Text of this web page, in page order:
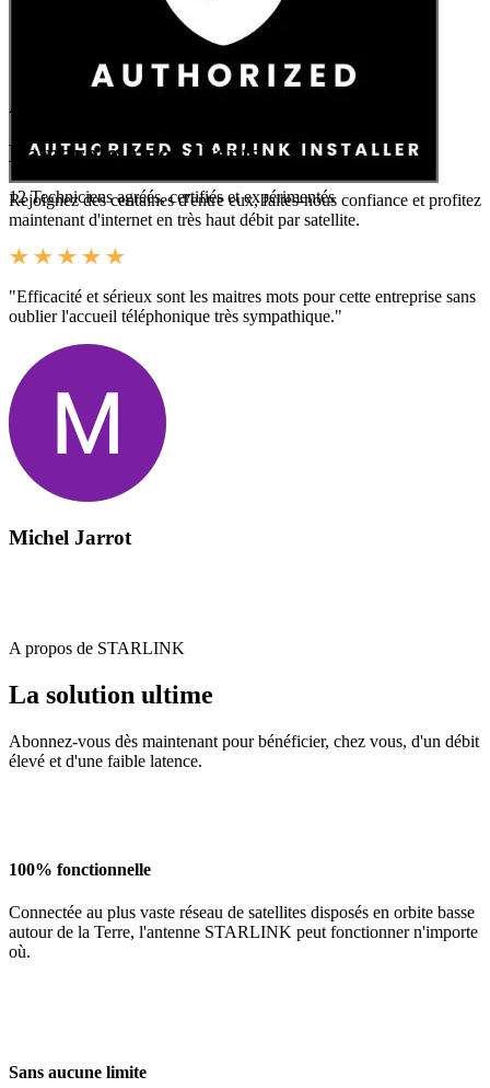
12Techniciens agréés, certifiés et expérimentés
Avis Google
La parole à nos clients
Rejoignez des centaines d'entre eux, faites-nous confiance et profitez
maintenant d'internet en très haut débit par satellite.
"Efficacité et sérieux sont les maitres mots pour cette entreprise sans
oublier l'accueil téléphonique très sympathique."
Michel Jarrot
A propos de STARLINK
La solution ultime
Abonnez-vous dès maintenant pour bénéficier, chez vous, d'un débit
élevé et d'une faible latence.
100% fonctionnelle
Connectée au plus vaste réseau de satellites disposés en orbite basse
autour de la Terre, l'antenne STARLINK peut fonctionner n'importe
où.
Sans aucune limite